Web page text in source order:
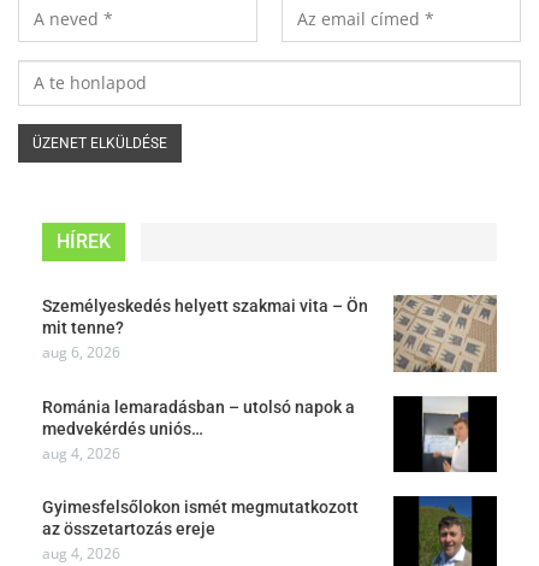
HÍREK
Személyeskedés helyett szakmai vita – Ön
mit tenne?
aug 6, 2026
Románia lemaradásban – utolsó napok a
medvekérdés uniós…
aug 4, 2026
Gyimesfelsőlokon ismét megmutatkozott
az összetartozás ereje
aug 4, 2026